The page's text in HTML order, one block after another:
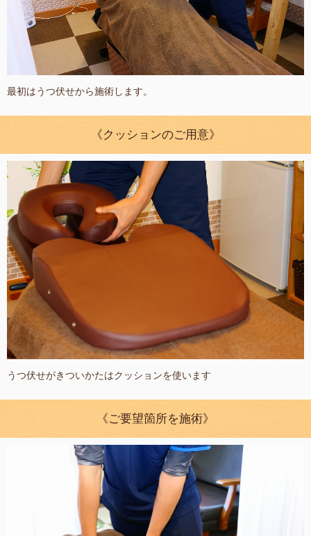
最初はうつ伏せから施術します。
《クッションのご用意》
うつ伏せがきついかたはクッションを使います
《ご要望箇所を施術》